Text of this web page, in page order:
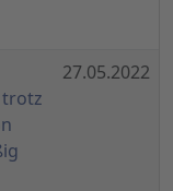
trotz
27.05.2022